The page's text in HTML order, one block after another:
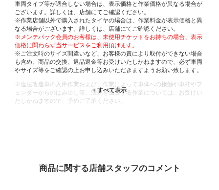
車両タイプ等が適合しない場合は、表示価格と作業価格が異なる場合が
ございます。詳しくは、店舗にてご確認ください。
※作業店舗以外で購入されたタイヤの場合は、作業料金が表示価格と異
なる場合がございます。詳しくは、店舗にてご確認ください。
※メンテパック会員のお客様は、未使用チケットをお持ちの場合、表示
価格に関わらず当サービスをご利用頂けます。
※ご注文時のサイズ間違いなど、お客様の責により取付ができない場合
も含め、商品の交換、返品返金等お受けいたしかねますので、必ず車両
やサイズ等をご確認の上お申し込みいただきますようお願い致します。
※違法改造車の入庫作業および、作業によって車体への接触や車枠やフ
ェンダーからのはみ出し等、法規を逸脱する作業については、お受けい
たしかねますので、予めご了承ください。
商品に関する店舗スタッフのコメント